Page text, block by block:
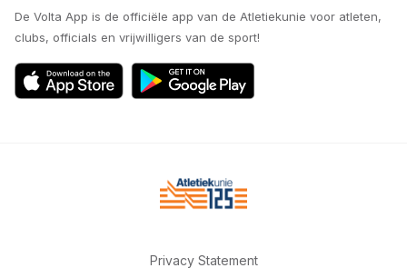
De Volta App is de officiële app van de Atletiekunie voor atleten,
clubs, officials en vrijwilligers van de sport!
Privacy Statement